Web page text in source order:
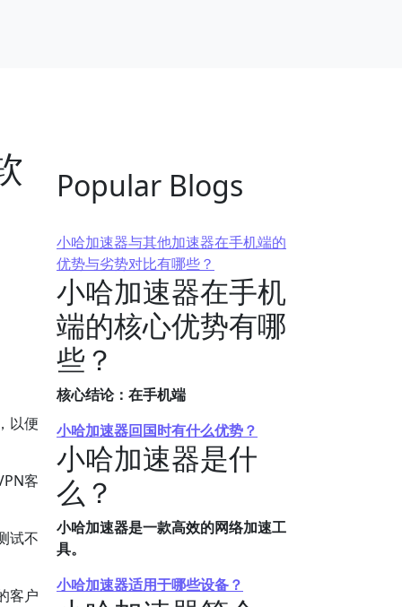
以便
客
试不
客户
Popular Blogs
小哈加速器与其他加速器在手机端的
优势与劣势对比有哪些？
小哈加速器在手机
端的核心优势有哪
些？
核心结论：在手机端
小哈加速器回国时有什么优势？
小哈加速器是什
么？
小哈加速器是一款高效的网络加速工
具。
小哈加速器适用于哪些设备？